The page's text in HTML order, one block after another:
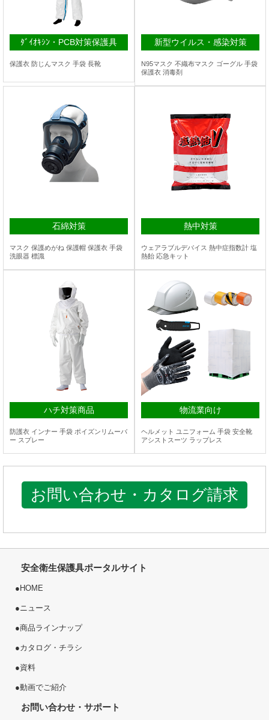
ﾀﾞｲｵｷｼﾝ・PCB対策保護具
保護衣 防じんマスク 手袋 長靴
新型ウイルス・感染対策
N95マスク 不織布マスク ゴーグル 手袋
保護衣 消毒剤
石綿対策
マスク 保護めがね 保護帽 保護衣 手袋
洗眼器 標識
熱中対策
ウェアラブルデバイス 熱中症指数計 塩
熱飴 応急キット
ハチ対策商品
防護衣 インナー 手袋 ポイズンリムーバ
ー スプレー
物流業向け
ヘルメット ユニフォーム 手袋 安全靴
アシストスーツ ラップレス
お問い合わせ・カタログ請求
安全衛生保護具ポータルサイト
● HOME
●ニュース
●商品ラインナップ
●カタログ・チラシ
●資料
●動画でご紹介
お問い合わせ・サポート